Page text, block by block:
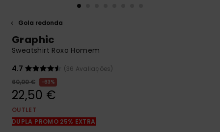
respostas
para as
formulário de
contacto.
DESEJO
Gola redonda
Graphic
Sweatshirt Roxo Homem
4.7
(36 Avaliações)
60,00 €
63%
22,50 €
OUTLET
DUPLA PROMO 25% EXTRA